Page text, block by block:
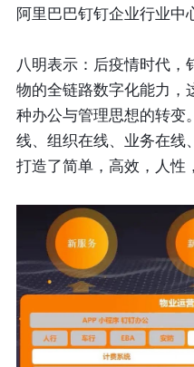
阿里巴巴钉钉企业行业中
八明表示：后疫情时代，
物的全链路数字化能力，
种办公与管理思想的转变
线、组织在线、业务在线
打造了简单，高效，人性